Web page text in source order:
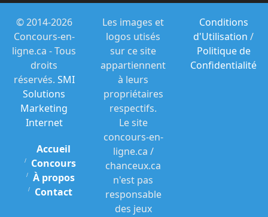
© 2014-2026
Concours-en-
ligne.ca - Tous
droits
réservés. SMI
Solutions
Marketing
Internet
Accueil
Concours
À propos
Contact
Les images et
logos utisés
sur ce site
appartiennent
à leurs
propriétaires
respectifs.
Le site
concours-en-
ligne.ca /
chanceux.ca
n'est pas
responsable
des jeux
Conditions
d'Utilisation /
Politique de
Confidentialité